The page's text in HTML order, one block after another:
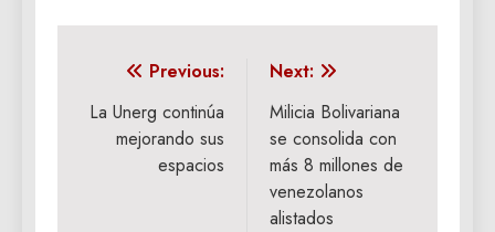
Navegación
de
entradas
Previous:
La Unerg continúa
mejorando sus
espacios
Next:
Milicia Bolivariana
se consolida con
más 8 millones de
venezolanos
alistados